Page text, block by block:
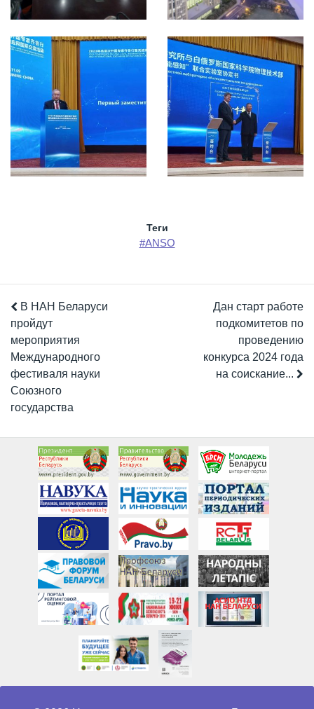
Теги
#ANSO
В НАН Беларуси
пройдут
мероприятия
Международного
фестиваля науки
Союзного
государства
Дан старт работе
подкомитетов по
проведению
конкурса 2024 года
на соискание...